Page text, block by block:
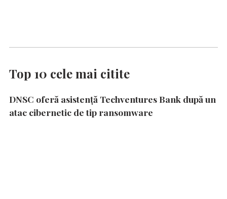
Top 10 cele mai citite
DNSC oferă asistență Techventures Bank după un
atac cibernetic de tip ransomware